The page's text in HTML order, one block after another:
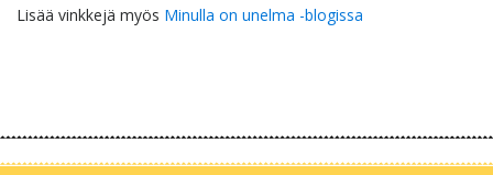
Lisää vinkkejä myös Minulla on unelma -blogissa